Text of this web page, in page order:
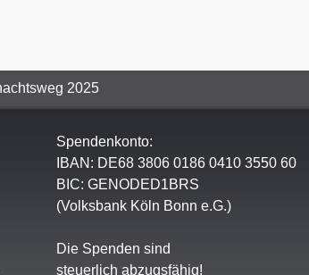
2025
Spendenkonto:
IBAN: DE68 3806 0186 0410 3550 60
BIC: GENODED1BRS
(Volksbank Köln Bonn e.G.)
Die Spenden sind
steuerlich abzugsfähig!